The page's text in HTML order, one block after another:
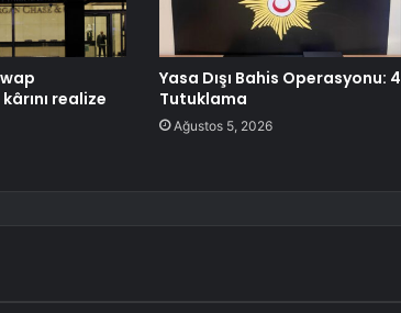
realize
Yasa Dışı Bahis Operasyonu: 4
Tutuklama
Ağustos 5, 2026